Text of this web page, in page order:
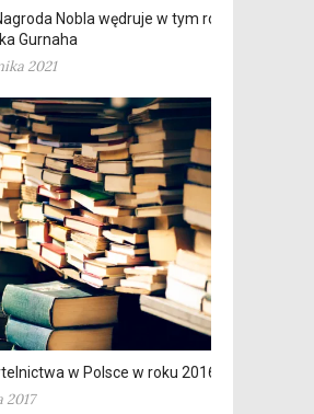
Nobla wędruje w tym roku do
Gurnaha
2021
w Polsce w roku 2016